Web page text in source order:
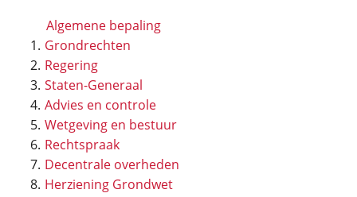
Algemene bepaling
Grondrechten
Regering
Staten-Generaal
Advies en controle
Wetgeving en bestuur
Rechtspraak
Decentrale overheden
Herziening Grondwet